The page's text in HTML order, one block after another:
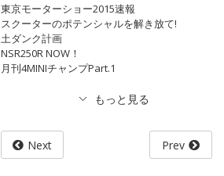
東京モーターショー2015速報
スクーターのポテンシャルを解き放て!
土ダンク計画
NSR250R NOW！
月刊4MINIチャンプPart.1
Next Prev